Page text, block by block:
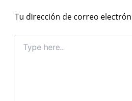
Tu dirección de correo
here..